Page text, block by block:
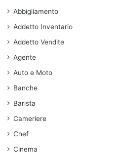
Abbigliamento
Addetto Inventario
Addetto Vendite
Agente
Auto e Moto
Banche
Barista
Cameriere
Chef
Cinema